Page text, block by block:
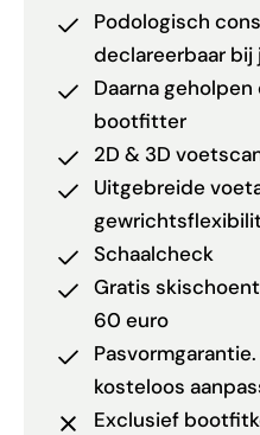
Podologisch
declareerbaar bij
Daarna
bootfitter
2D & 3D
Uitgebreide
Schaalcheck
Gratis
60 euro
kosteloos
Exclusief